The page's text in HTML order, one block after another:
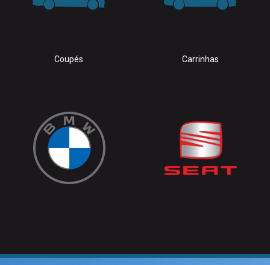
Carrinhas Citadinos/Hatch